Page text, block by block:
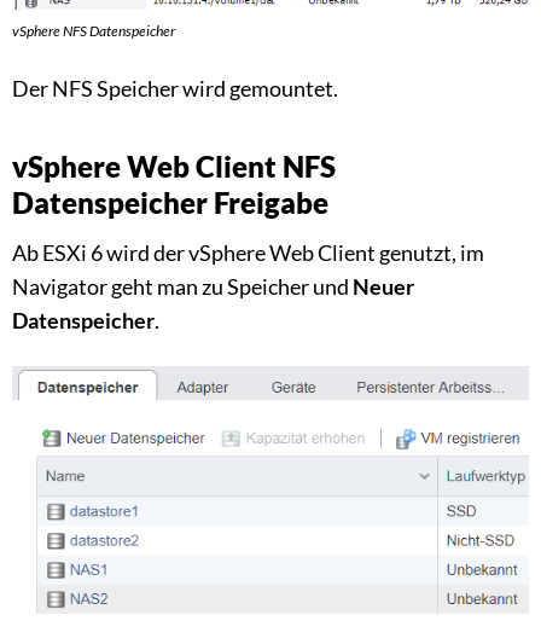
vSphere NFS Datenspeicher
Der NFS Speicher wird gemountet.
vSphere Web Client NFS
Datenspeicher Freigabe
Ab ESXi 6 wird der vSphere Web Client genutzt, im
Navigator geht man zu Speicher und Neuer
Datenspeicher.